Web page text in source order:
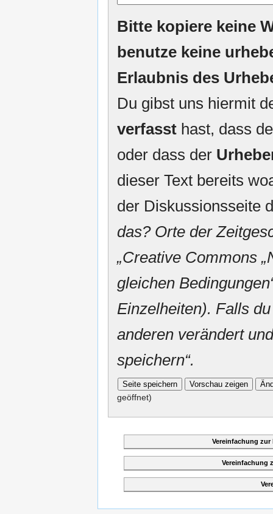
Bitte kopiere keine
benutze keine
Erlaubnis des
Du gibst uns hiermit
verfasst hast, dass
oder dass der
dieser Text bereits
der Diskussionsseite
das? Orte der
„Creative Commons
gleichen
Einzelheiten). Falls
anderen verändert
speichern“.
geöffnet)
Vereinfachung
Vereinfachung